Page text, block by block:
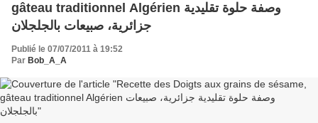
gâteau traditionnel Algérien وصفة حلوة تقليدية
جزائرية، صبيعات بالجلجلان
Publié le 07/07/2011 à 19:52
Par Bob_A_A